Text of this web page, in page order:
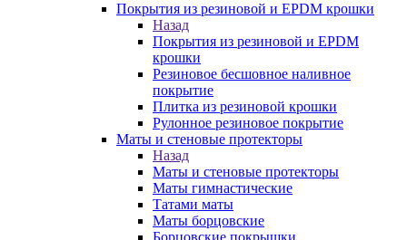
Покрытия из резиновой и EPDM крошки
Назад
Покрытия из резиновой и EPDM
крошки
Резиновое бесшовное наливное
покрытие
Плитка из резиновой крошки
Рулонное резиновое покрытие
Маты и стеновые протекторы
Назад
Маты и стеновые протекторы
Маты гимнастические
Татами маты
Маты борцовские
Борцовские покрышки